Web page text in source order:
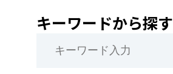
キーワードから探す